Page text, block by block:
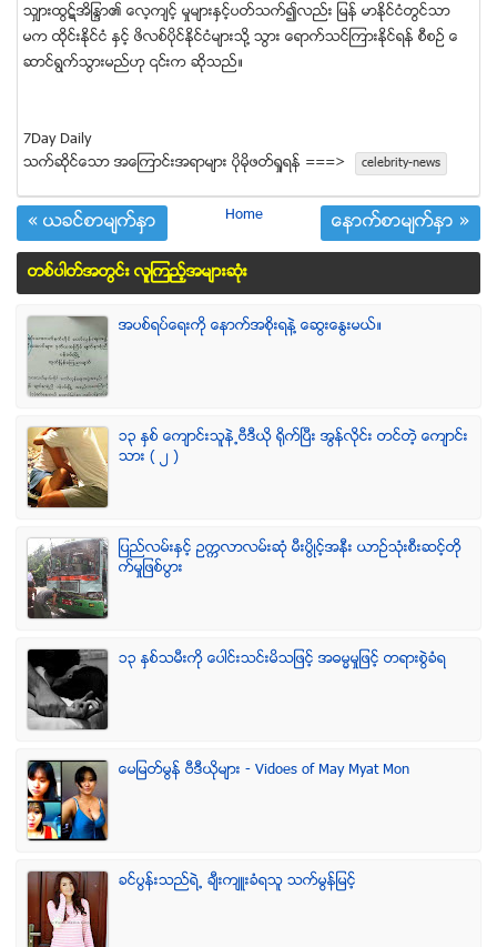
သွ်ားထြဋ္အိႁႏၵာ၏ ေလ့က်င့္ မႈမ်ားႏွင့္ပတ္သက္၍လည္း ျမန္ မာႏုိင္ငံတြင္သာ
မက ထုိင္းႏုိင္ငံ ႏွင့္ ဖိလစ္ပုိင္ႏုိင္ငံမ်ားသို႔ သြား ေရာက္သင္ၾကားႏုိင္ရန္ စီစဥ္ ေ
ဆာင္ရြက္သြားမည္ဟု ၎က ဆုိသည္။
7Day Daily
သက္ဆုိင္ေသာ အေၾကာင္းအရာမ်ား ပုိမုိဖတ္ရႈရန္ ===>
celebrity-news
« ယခင္စာမ်က္ႏွာ Home ေနာက္စာမ်က္ႏွာ »
တစ္ပါတ္အတြင္း လူၾကည့္အမ်ားဆံုး
အပစ္ရပ္ေရးကို ေနာက္အစိုးရနဲ႔ ေဆြးေႏြးမယ္။
၁၃ ႏွစ္ ေက်ာင္းသူနဲ႕ဗီဒီယို ရိုက္ျပီး အြန္လိုင္း တင္တဲ့ ေက်ာင္း
သား ( ၂ )
ျပည္လမ္းႏွင့္ ဥကၠလာလမ္းဆုံ မီးပြိဳင့္အနီး ယာဥ္သုံးစီးဆင့္တို
က္မႈျဖစ္ပြား
၁၃ ႏွစ္သမီးကို ေပါင္းသင္းမိသျဖင့္ အဓမၼမႈျဖင့္ တရားစြဲခံရ
ေမျမတ္မြန္ ဗီဒီယုိမ်ား - Vidoes of May Myat Mon
ခင္ပြန္းသည္ရဲ႕ ခ်ီးက်ဴးခံရသူ သက္မြန္ျမင့္